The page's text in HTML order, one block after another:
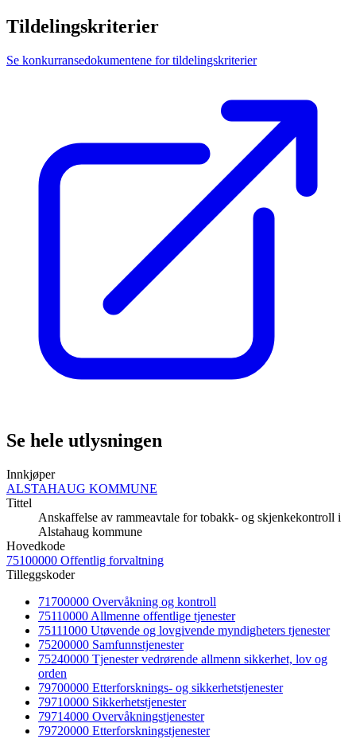
Tildelingskriterier
Se konkurransedokumentene for tildelingskriterier
Se hele utlysningen
Innkjøper
ALSTAHAUG KOMMUNE
Tittel
Anskaffelse av rammeavtale for tobakk- og skjenkekontroll i
Alstahaug kommune
Hovedkode
75100000 Offentlig forvaltning
Tilleggskoder
71700000 Overvåkning og kontroll
75110000 Allmenne offentlige tjenester
75111000 Utøvende og lovgivende myndigheters tjenester
75200000 Samfunnstjenester
75240000 Tjenester vedrørende allmenn sikkerhet, lov og
orden
79700000 Etterforsknings- og sikkerhetstjenester
79710000 Sikkerhetstjenester
79714000 Overvåkningstjenester
79720000 Etterforskningstjenester